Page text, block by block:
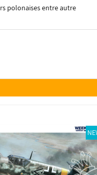
polonaises entre autre